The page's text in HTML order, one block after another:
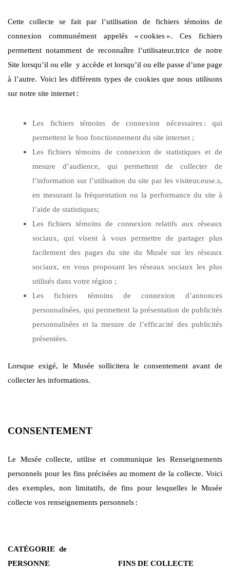
Cette collecte se fait par l’utilisation de fichiers témoins de
connexion communément appelés « cookies ». Ces fichiers
permettent notamment de reconnaître l’utilisateur.trice de notre
Site lorsqu’il ou elle y accède et lorsqu’il ou elle passe d’une page
à l’autre. Voici les différents types de cookies que nous utilisons
sur notre site internet :
Les fichiers témoins de connexion nécessaires : qui
permettent le bon fonctionnement du site internet ;
Les fichiers témoins de connexion de statistiques et de
mesure d’audience, qui permettent de collecter de
l’information sur l’utilisation du site par les visiteur.euse.s,
en mesurant la fréquentation ou la performance du site à
l’aide de statistiques;
Les fichiers témoins de connexion relatifs aux réseaux
sociaux, qui visent à vous permettre de partager plus
facilement des pages du site du Musée sur les réseaux
sociaux, en vous proposant les réseaux sociaux les plus
utilisés dans votre région ;
Les fichiers témoins de connexion d’annonces
personnalisées, qui permettent la présentation de publicités
personnalisées et la mesure de l’efficacité des publicités
présentées.
Lorsque exigé, le Musée sollicitera le consentement avant de
collecter les informations.
CONSENTEMENT
Le Musée collecte, utilise et communique les Renseignements
personnels pour les fins précisées au moment de la collecte. Voici
des exemples, non limitatifs, de fins pour lesquelles le Musée
collecte vos renseignements personnels :
CATÉGORIE de
PERSONNE
FINS DE COLLECTE